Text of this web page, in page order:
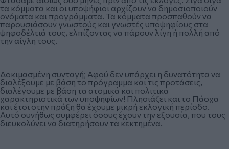
τα κόμματα και οι υποψήφιοι αρχίζουν να δημοσιοποιούν
ονόματα και προγράμματα. Τα κόμματα προσπαθούν να
παρουσιάσουν γνωστούς και γνωστές υποψηφίους στα
ψηφοδέλτιά τους, ελπίζοντας να πάρουν λίγη ή πολλή από
την αίγλη τους.
Δοκιμασμένη συνταγή; Αφού δεν υπάρχει η δυνατότητα να
διαλέξουμε με βάση το πρόγραμμα και τις προτάσεις,
διαλέγουμε με βάση τα ατομικά και πολιτικά
χαρακτηριστικά των υποψηφίων! Πλησιάζει και το Πάσχα
και έτσι στην πράξη θα έχουμε μικρή εκλογική περίοδο.
Αυτό συνήθως συμφέρει όσους έχουν την εξουσία, που τους
διευκολύνει να διατηρήσουν τα κεκτημένα.